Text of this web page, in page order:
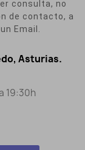
consulta, no
de contacto, a
Email.
Asturias.
19:30h